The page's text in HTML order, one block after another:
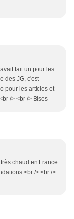
fait un pour les
des JG, c'est
pour les articles et
/> <br /> Bises
chaud en France
/> <br />